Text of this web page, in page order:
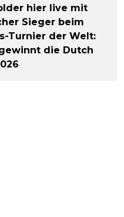
hier live mit
Sieger beim
Turnier der Welt:
die Dutch